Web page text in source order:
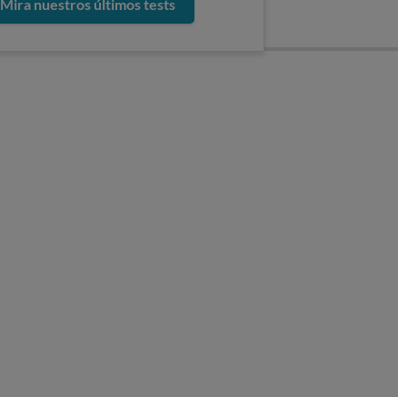
Mira nuestros últimos tests